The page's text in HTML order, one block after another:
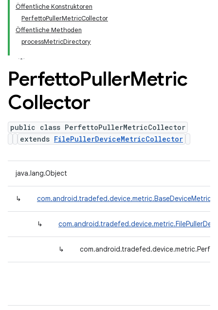
Öffentliche Konstruktoren
PerfettoPullerMetricCollector
Öffentliche Methoden
processMetricDirectory
PerfettoPullerMetric
Collector
public class PerfettoPullerMetricCollector
extends FilePullerDeviceMetricCollector
java.lang.Object
↳
↳
↳